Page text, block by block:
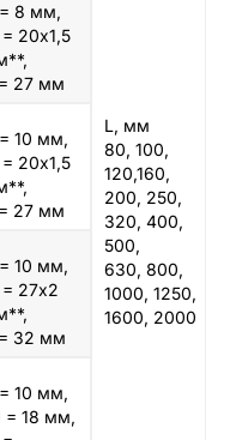
L, мм
80, 100,
120,160,
200, 250,
320, 400,
500,
630, 800,
1000, 1250,
1600, 2000
8 мм,
20х1,5
27 мм
10 мм,
20х1,5
27 мм
10 мм,
27х2
32 мм
10 мм,
= 18 мм,